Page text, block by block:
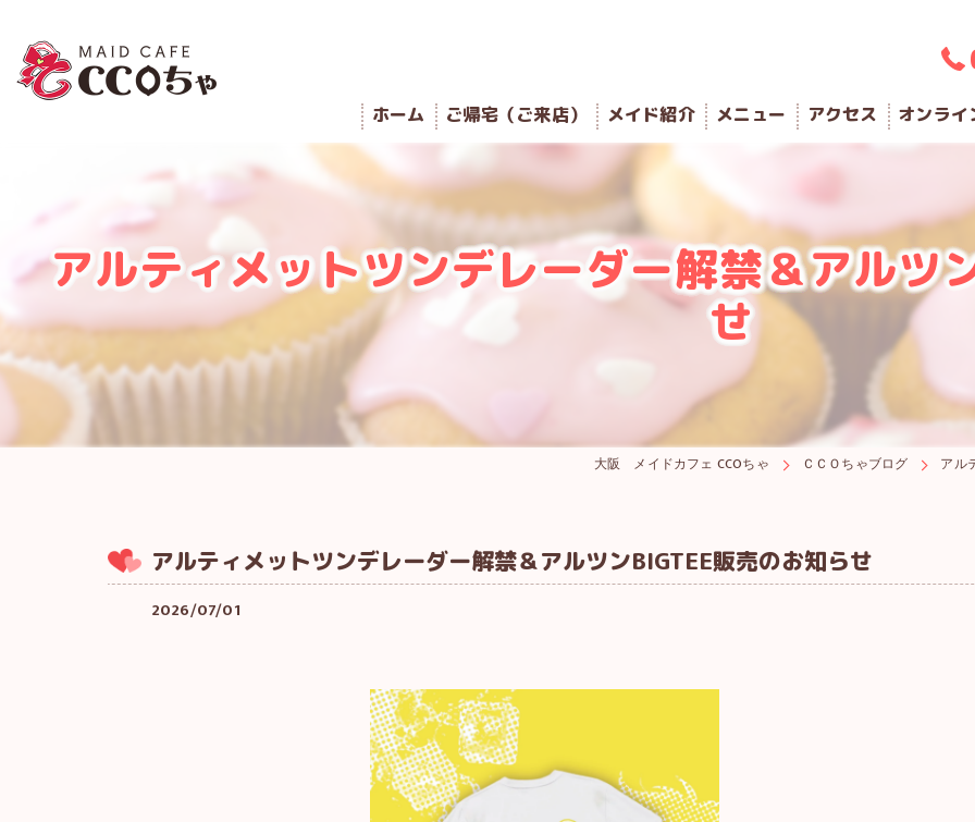
ホーム ご帰宅（ご来店） メイド紹介 メニュー アクセス オンライ
アルティメットツンデレーダー解禁＆アルツ
せ
大阪 メイドカフェ CCOちゃ ＣＣＯちゃブログ アル
アルティメットツンデレーダー解禁＆アルツンBIGTEE販売のお知らせ
2026/07/01